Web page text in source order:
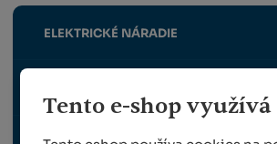
Tento e-shop využívá
ELEKTRICKÉ NÁRADIE